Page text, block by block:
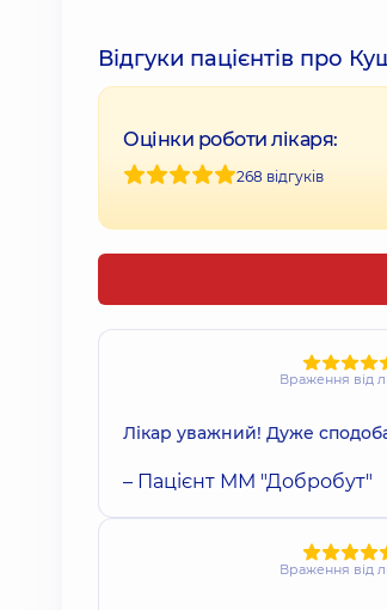
Відгуки пацієнтів про
Оцінки роботи лікаря:
268 відгуків
Враження від
Лікар уважний! Дуже
– Пацієнт ММ "Добробут"
Враження від